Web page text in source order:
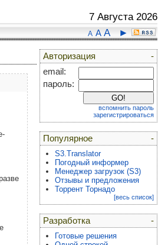
7 Августа 2026
A A A ►
-
Авторизация
email:
пароль:
вспомнить пароль
зарегистрироваться
-
Популярное
S3.Translator
Погодный информер
Менеджер загрузок (S3)
Отзывы и предложения
Торрент Торнадо
[весь список]
-
Разработка
Готовые решения